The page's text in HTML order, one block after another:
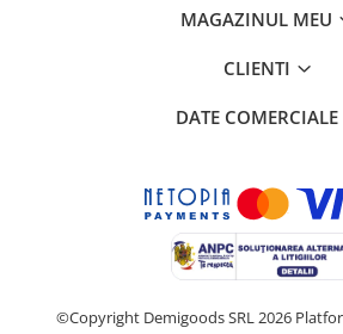
MAGAZINUL MEU
CLIENTI
DATE COMERCIALE
©Copyright Demigoods SRL 2026